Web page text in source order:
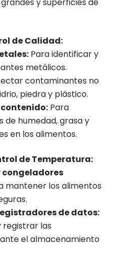
de Calidad:
Para identificar y
metálicos.
contaminantes no
piedra y plástico.
Para
de humedad, grasa y
en los alimentos.
de Temperatura:
congeladores
mantener los alimentos
de datos:
registrar las
el almacenamiento